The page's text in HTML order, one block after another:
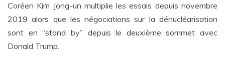
Coréen Kim Jong-un multiplie les essais depuis novembre
2019 alors que les négociations sur la dénucléarisation
sont en “stand by” depuis le deuxième sommet avec
Donald Trump.